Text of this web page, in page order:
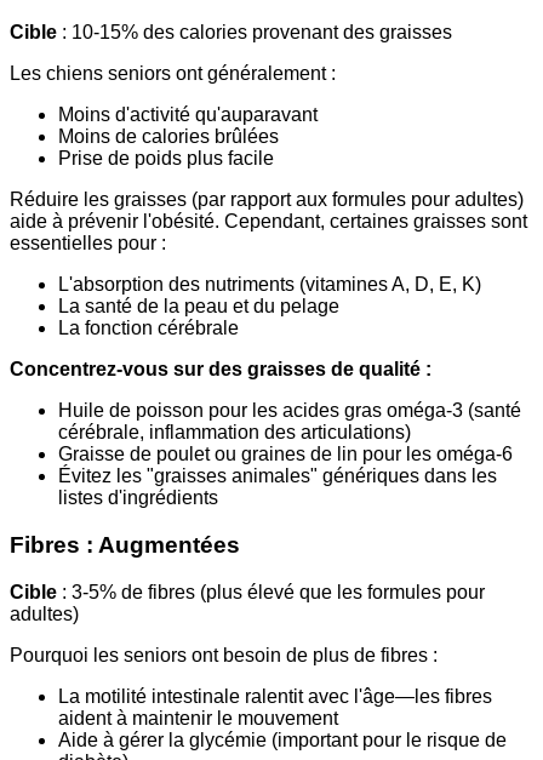
Cible : 10-15% des calories provenant des graisses
Les chiens seniors ont généralement :
Moins d'activité qu'auparavant
Moins de calories brûlées
Prise de poids plus facile
Réduire les graisses (par rapport aux formules pour adultes)
aide à prévenir l'obésité. Cependant, certaines graisses sont
essentielles pour :
L'absorption des nutriments (vitamines A, D, E, K)
La santé de la peau et du pelage
La fonction cérébrale
Concentrez-vous sur des graisses de qualité :
Huile de poisson pour les acides gras oméga-3 (santé
cérébrale, inflammation des articulations)
Graisse de poulet ou graines de lin pour les oméga-6
Évitez les "graisses animales" génériques dans les
listes d'ingrédients
Fibres : Augmentées
Cible : 3-5% de fibres (plus élevé que les formules pour
adultes)
Pourquoi les seniors ont besoin de plus de fibres :
La motilité intestinale ralentit avec l'âge—les fibres
aident à maintenir le mouvement
Aide à gérer la glycémie (important pour le risque de